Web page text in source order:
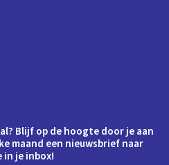
Blijf op de hoogte door je aan
maand een nieuwsbrief naar
in je inbox!